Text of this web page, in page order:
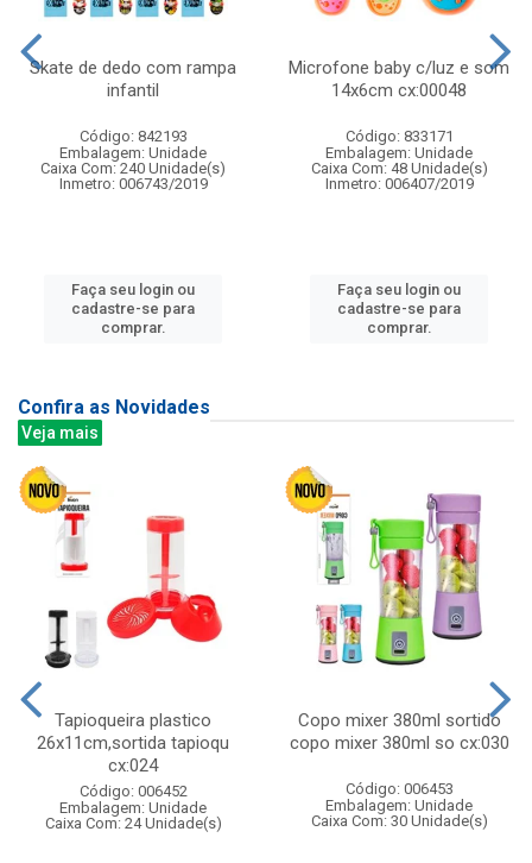
Skate de dedo com rampa
infantil
Código: 842193
Embalagem: Unidade
Caixa Com: 240 Unidade(s)
Inmetro: 006743/2019
Faça seu login ou
cadastre-se para
comprar.
Microfone baby c/luz e som
14x6cm cx:00048
Código: 833171
Embalagem: Unidade
Caixa Com: 48 Unidade(s)
Inmetro: 006407/2019
Faça seu login ou
cadastre-se para
comprar.
Confira as Novidades
Veja mais
Tapioqueira plastico
26x11cm,sortida tapioqu
cx:024
Código: 006452
Embalagem: Unidade
Caixa Com: 24 Unidade(s)
Copo mixer 380ml sortido
copo mixer 380ml so cx:030
Código: 006453
Embalagem: Unidade
Caixa Com: 30 Unidade(s)